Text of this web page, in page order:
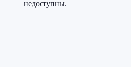
недоступны.